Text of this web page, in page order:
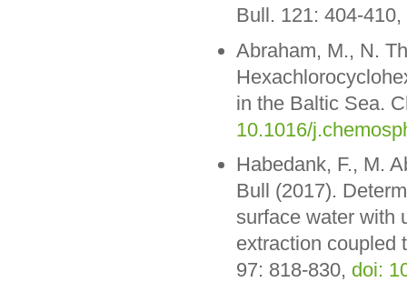
Bull. 121: 404-410,
Abraham, M., N.
in the Baltic Sea.
10.1016/
Habedank, F., M.
Bull (2017).
surface water with
extraction coupled
97: 818-830, doi: